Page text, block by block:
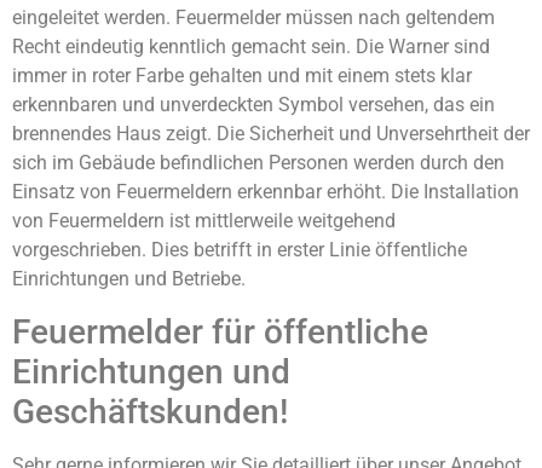
eingeleitet werden. Feuermelder müssen nach geltendem
Recht eindeutig kenntlich gemacht sein. Die Warner sind
immer in roter Farbe gehalten und mit einem stets klar
erkennbaren und unverdeckten Symbol versehen, das ein
brennendes Haus zeigt. Die Sicherheit und Unversehrtheit der
sich im Gebäude befindlichen Personen werden durch den
Einsatz von Feuermeldern erkennbar erhöht. Die Installation
von Feuermeldern ist mittlerweile weitgehend
vorgeschrieben. Dies betrifft in erster Linie öffentliche
Einrichtungen und Betriebe.
Feuermelder für öffentliche
Einrichtungen und
Geschäftskunden!